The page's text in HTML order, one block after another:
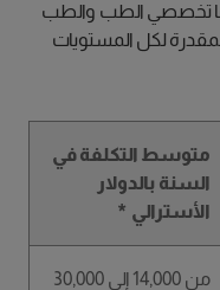
تخصصي الطب والطب
لكل المستويات
متوسط التكلفة في
السنة بالدولار
الأسترالي *
من 14,000 إلى 30,000